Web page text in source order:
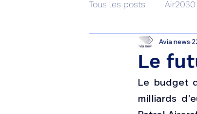
Tous les posts Air2030
Aviation & Défense
Patrimoine
Le
Avia news
Le budget
milliards